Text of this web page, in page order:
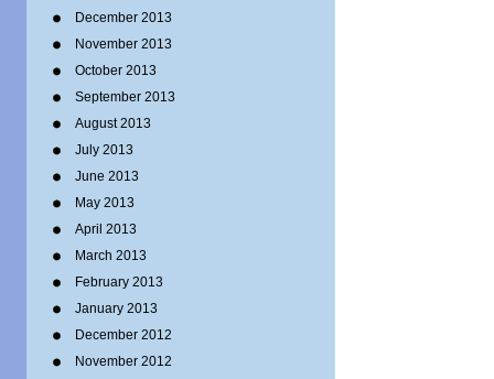
December 2013
November 2013
October 2013
September 2013
August 2013
July 2013
June 2013
May 2013
April 2013
March 2013
February 2013
January 2013
December 2012
November 2012